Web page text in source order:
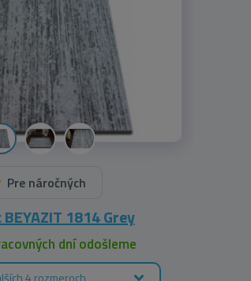
Pre náročných
1814 Grey
dní odošleme